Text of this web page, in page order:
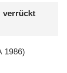
verrückt
1986)